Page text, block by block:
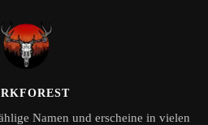
Namen und erscheine in vielen